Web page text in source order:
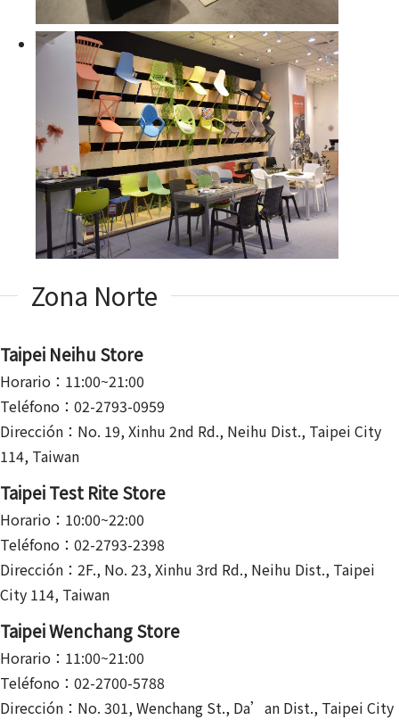
Zona Norte
Taipei Neihu Store
Horario：11:00~21:00
Teléfono：02-2793-0959
Dirección：No. 19, Xinhu 2nd Rd., Neihu Dist., Taipei City
114, Taiwan
Taipei Test Rite Store
Horario：10:00~22:00
Teléfono：02-2793-2398
Dirección：2F., No. 23, Xinhu 3rd Rd., Neihu Dist., Taipei
City 114, Taiwan
Taipei Wenchang Store
Horario：11:00~21:00
Teléfono：02-2700-5788
Dirección：No. 301, Wenchang St., Da’an Dist., Taipei City